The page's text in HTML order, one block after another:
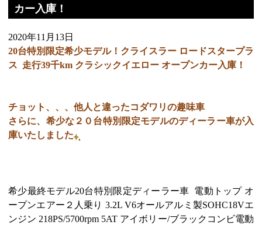
カー入庫！
2020年11月13日
20台特別限定希少モデル！クライスラー ロードスタープラ
ス 走行39千km クラシックイエロー オープンカー入庫！
チョット、、、他人と違ったコダワリの趣味車
さらに、希少な２０台特別限定モデルのディーラー車が入
庫いたしました
希少最終モデル20台特別限定ディーラー車 電動トップ オ
ープンエアー２人乗り 3.2L V6オールアルミ製SOHC18Vエ
ンジン 218PS/5700rpm 5AT アイボリー/ブラックコンビ電動